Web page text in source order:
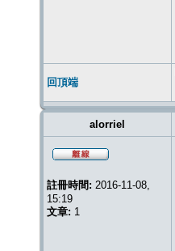
回頂端
alorriel
註冊時間: 2016-11-08,
15:19
文章: 1